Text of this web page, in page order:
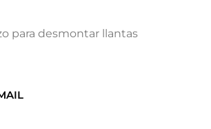
para desmontar llantas